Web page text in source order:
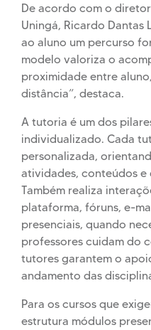
De acordo com o
Uningá, Ricardo Dantas
ao aluno um percurso
modelo valoriza o
proximidade entre
distância”, destaca.
A tutoria é um dos
individualizado. Cada
personalizada,
atividades, conteúdos e
Também realiza
plataforma, fóruns, e-
presenciais, quando
professores cuidam do
tutores garantem o
andamento das
Para os cursos que
estrutura módulos